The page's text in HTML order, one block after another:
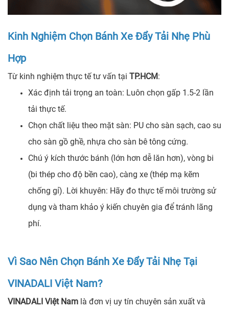
Kinh Nghiệm Chọn Bánh Xe Đẩy Tải Nhẹ Phù
Hợp
Từ kinh nghiệm thực tế tư vấn tại TP.HCM:
Xác định tải trọng an toàn: Luôn chọn gấp 1.5-2 lần
tải thực tế.
Chọn chất liệu theo mặt sàn: PU cho sàn sạch, cao su
cho sàn gồ ghề, nhựa cho sàn bê tông cứng.
Chú ý kích thước bánh (lớn hơn dễ lăn hơn), vòng bi
(bi thép cho độ bền cao), càng xe (thép mạ kẽm
chống gỉ). Lời khuyên: Hãy đo thực tế môi trường sử
dụng và tham khảo ý kiến chuyên gia để tránh lãng
phí.
Vì Sao Nên Chọn Bánh Xe Đẩy Tải Nhẹ Tại
VINADALI Việt Nam?
VINADALI Việt Nam là đơn vị uy tín chuyên sản xuất và